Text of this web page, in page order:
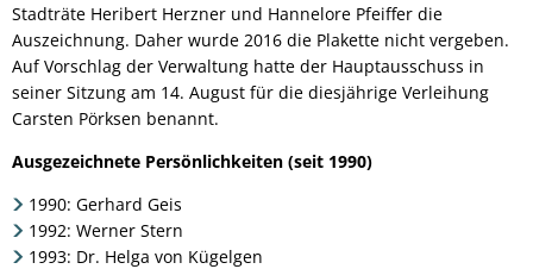
Stadträte Heribert Herzner und Hannelore Pfeiffer die
Auszeichnung. Daher wurde 2016 die Plakette nicht vergeben.
Auf Vorschlag der Verwaltung hatte der Hauptausschuss in
seiner Sitzung am 14. August für die diesjährige Verleihung
Carsten Pörksen benannt.
Ausgezeichnete Persönlichkeiten (seit 1990)
1990: Gerhard Geis
1992: Werner Stern
1993: Dr. Helga von Kügelgen